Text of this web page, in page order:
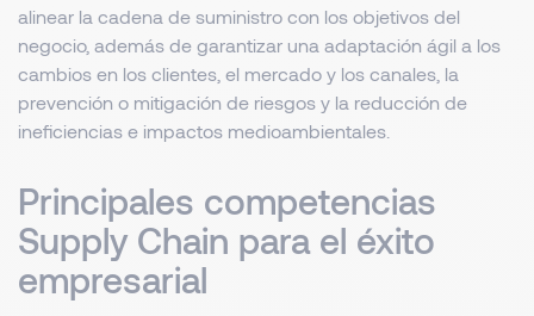
alinear la cadena de suministro con los objetivos del
negocio, además de garantizar una adaptación ágil a los
cambios en los clientes, el mercado y los canales, la
prevención o mitigación de riesgos y la reducción de
ineficiencias e impactos medioambientales.
Principales competencias
Supply Chain para el éxito
empresarial